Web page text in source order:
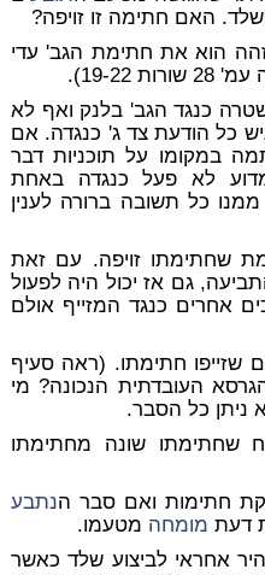
האם חתימה זו זויפה?
הוא את חתימת הגב' עדי
22).
כנגד הגב' בלנק ואף לא
כל הודעת צד ג' כנגדה. אם
במקומו על תוכניות דבר
לא פעל כנגדה באחת
כל תשובה ברורה לענין
שחתימתו זויפה. עם זאת
גם אז יכול היה לפעול
אחרים כנגד המזייף אולם
שזייפו חתימתו. (ראה סעיף
העובדתית הנכונה? מי
ניתן כל הסבר.
שחתימתו שונה מחתימתו
חתימות ואם סבר הנתבע
דעת מומחה מטעמו.
אחראי לביצוע שלד כאשר